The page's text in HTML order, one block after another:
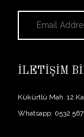
İLETİŞİM
Kükürtlü Mah.
Whatsapp: 0532 567